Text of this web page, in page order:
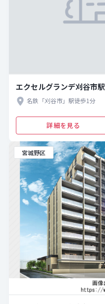
エクセルグランデ刈谷市駅
名鉄「刈谷市」駅徒歩1分
詳細を見る
宮城野区